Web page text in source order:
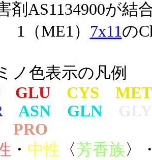
剤AS1134900が結
1（ME1） 7x11の
ノ色表示の凡例
GLU
CYS MET
ASN GLN
PRO
・ 中性 〈芳香族〉